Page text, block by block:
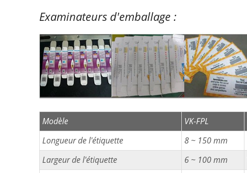
Examinateurs d'emballage :
Modèle VK-FPL
Longueur de l'étiquette
8 ~ 150 mm
Largeur de l'étiquette
6 ~ 100 mm